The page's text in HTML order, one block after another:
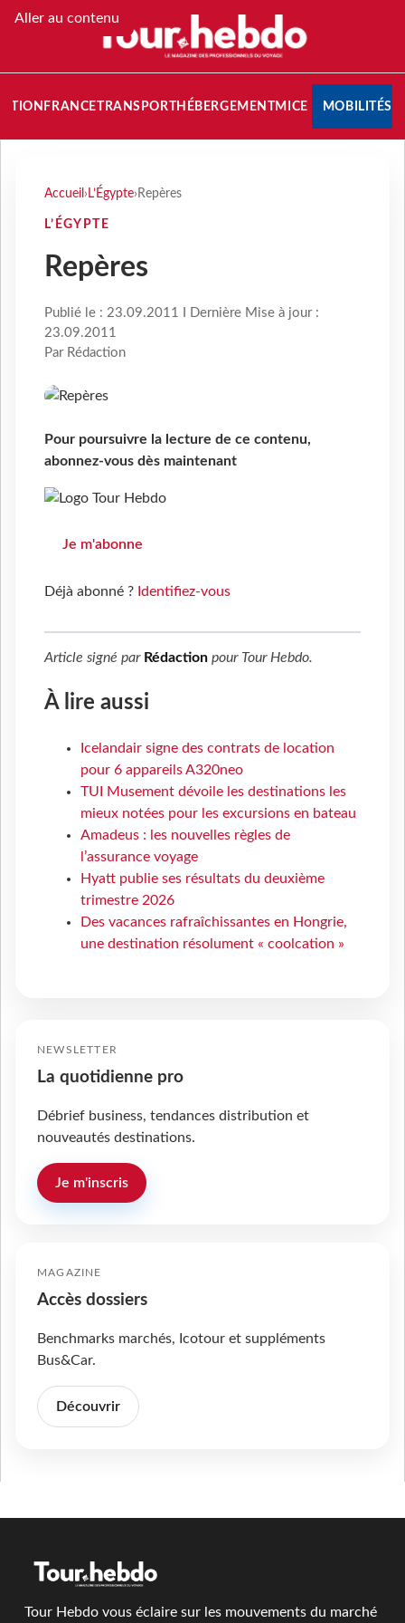
Aller au contenu
FRANCETRANSPORT HÉBERGEMENTMICE MOBILITÉS
Accueil › L’Égypte› Repères
L’ÉGYPTE
Repères
Publié le : 23.09.2011 I Dernière Mise à jour :
23.09.2011
Par Rédaction
Pour poursuivre la lecture de ce contenu,
abonnez-vous dès maintenant
Je m'abonne
Déjà abonné ? Identifiez-vous
Article signé par Rédaction pour Tour Hebdo.
À lire aussi
Icelandair signe des contrats de location
pour 6 appareils A320neo
TUI Musement dévoile les destinations les
mieux notées pour les excursions en bateau
Amadeus : les nouvelles règles de
l’assurance voyage
Hyatt publie ses résultats du deuxième
trimestre 2026
Des vacances rafraîchissantes en Hongrie,
une destination résolument « coolcation »
NEWSLETTER
La quotidienne pro
Débrief business, tendances distribution et
nouveautés destinations.
Je m'inscris
MAGAZINE
Accès dossiers
Benchmarks marchés, Icotour et suppléments
Bus&Car.
Découvrir
Tour Hebdo vous éclaire sur les mouvements du marché